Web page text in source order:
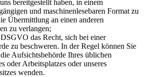
bereitgestellt haben, in einem
und maschinenlesebaren Format zu
Übermittlung an einen anderen
zu verlangen;
das Recht, sich bei einer
zu beschweren. In der Regel können Sie
Aufsichtsbehörde Ihres üblichen
oder Arbeitsplatzes oder unseres
wenden.